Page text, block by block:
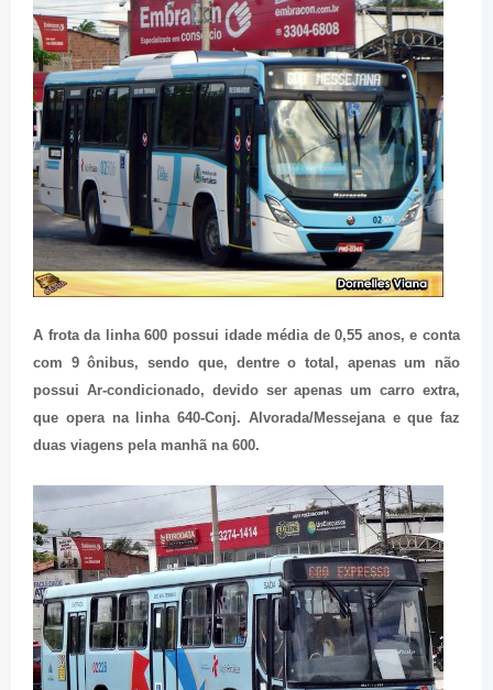
A frota da linha 600 possui idade média de 0,55 anos, e conta
com 9 ônibus, sendo que, dentre o total, apenas um não
possui Ar-condicionado, devido ser apenas um carro extra,
que opera na linha 640-Conj. Alvorada/Messejana e que faz
duas viagens pela manhã na 600.